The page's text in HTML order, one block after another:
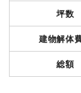
品名
鉄骨造アパート
坪数
建物解体
総額